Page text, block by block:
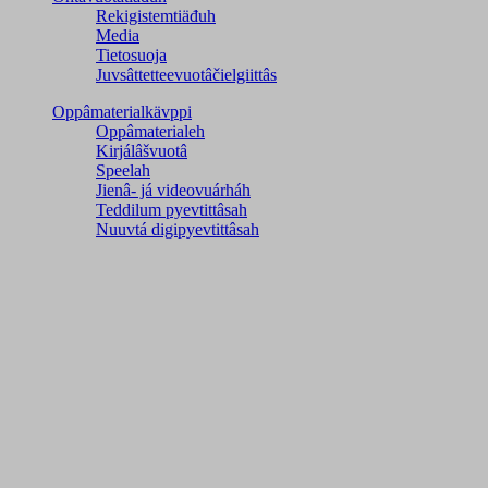
Rekigistemtiäđuh
Media
Tietosuoja
Juvsâttetteevuotâčielgiittâs
Oppâmaterialkävppi
Oppâmaterialeh
Kirjálâšvuotâ
Speelah
Jienâ- já videovuárháh
Teddilum pyevtittâsah
Nuuvtá digipyevtittâsah